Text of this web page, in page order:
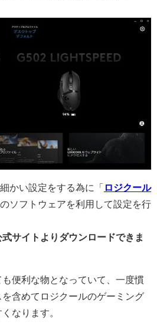
細かい設定をする為に「 ロジクール
ソフトウェアを利用して設定を行
サイトよりダウンロードできま
便利な物となっていて、一度慣
含めてロジクールのゲーミング
なります。